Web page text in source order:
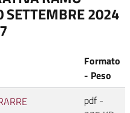
SETTEMBRE 2024
Formato
- Peso
pdf -